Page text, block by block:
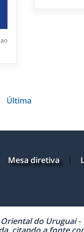
Última
Mesa diretiva
do Uruguai -